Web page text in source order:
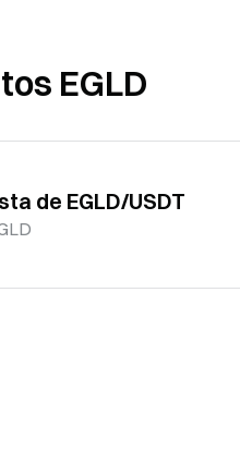
EGLD
de EGLD/USDT